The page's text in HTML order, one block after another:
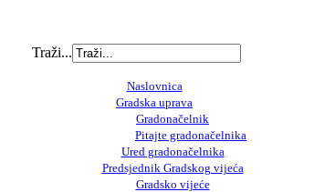
Traži...
Naslovnica
Gradska uprava
Gradonačelnik
Pitajte gradonačelnika
Ured gradonačelnika
Predsjednik Gradskog vijeća
Gradsko vijeće